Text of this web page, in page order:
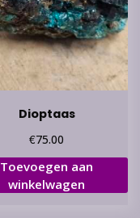
Dioptaas
€75.00
Toevoegen aan
winkelwagen